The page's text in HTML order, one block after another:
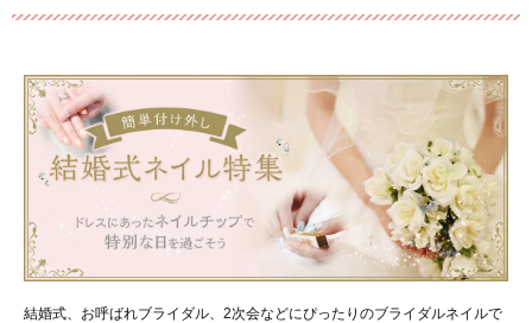
結婚式、お呼ばれブライダル、2次会などにぴったりのブライダルネイルで